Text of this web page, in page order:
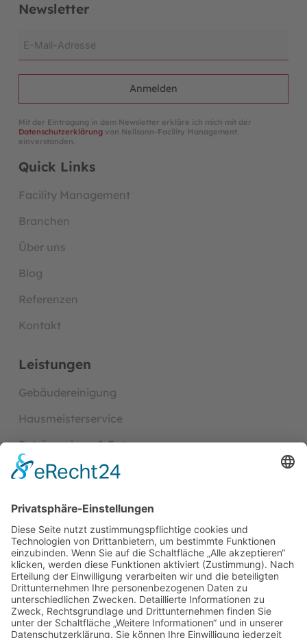
Newsletter
Anmelden
Mit der Eintragung in dem Newsletter erkläre ich mich mit der
Datenschutzerklärungvon Nellsonn-Facility Management
einverstanden.
Quick Links
Facility Management
Branchen
Über uns
Blog
Referenzen
Kontakt
Leistungen
Gebäudereinigung
Hausmeisterservice
Entrümpelung & Entsorgung
Handwerk- und Baudienst­leistungen
Kontakt
info@nellsonn.de
06108 9759457
0178 8206743